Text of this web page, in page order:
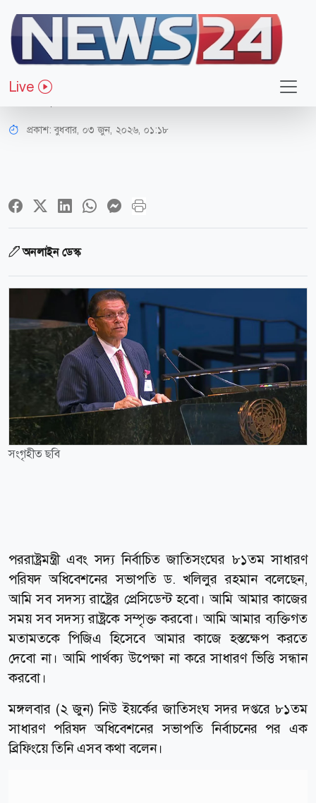
Live
জাতীয়
আমি সব সদস্য রাষ্ট্রের প্রেসিডেন্ট হবো:
খলিলুর রহমান
প্রকাশ:বুধবার, ০৩ জুন, ২০২৬, ০১:১৮
অনলাইন ডেস্ক
সংগৃহীত ছবি
পররাষ্ট্রমন্ত্রী এবং সদ্য নির্বাচিত জাতিসংঘের ৮১তম সাধারণ
পরিষদ অধিবেশনের সভাপতি ড. খলিলুর রহমান বলেছেন,
আমি সব সদস্য রাষ্ট্রের প্রেসিডেন্ট হবো। আমি আমার কাজের
সময় সব সদস্য রাষ্ট্রকে সম্পৃক্ত করবো। আমি আমার ব্যক্তিগত
মতামতকে পিজিএ হিসেবে আমার কাজে হস্তক্ষেপ করতে
দেবো না। আমি পার্থক্য উপেক্ষা না করে সাধারণ ভিত্তি সন্ধান
করবো।
মঙ্গলবার (২ জুন) নিউ ইয়র্কের জাতিসংঘ সদর দপ্তরে ৮১তম
সাধারণ পরিষদ অধিবেশনের সভাপতি নির্বাচনের পর এক
ব্রিফিংয়ে তিনি এসব কথা বলেন।